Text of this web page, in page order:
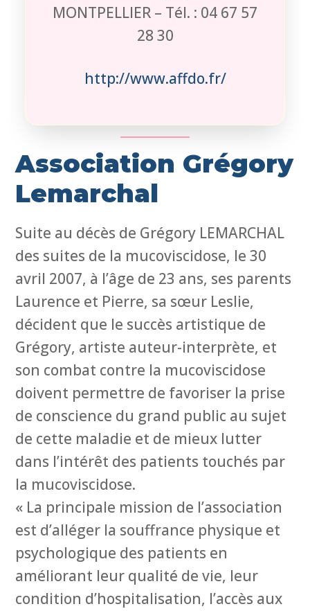
MONTPELLIER – Tél. : 04 67 57
28 30
http://www.affdo.fr/
Association Grégory
Lemarchal
Suite au décès de Grégory LEMARCHAL
des suites de la mucoviscidose, le 30
avril 2007, à l’âge de 23 ans, ses parents
Laurence et Pierre, sa sœur Leslie,
décident que le succès artistique de
Grégory, artiste auteur-interprète, et
son combat contre la mucoviscidose
doivent permettre de favoriser la prise
de conscience du grand public au sujet
de cette maladie et de mieux lutter
dans l’intérêt des patients touchés par
la mucoviscidose.
« La principale mission de l’association
est d’alléger la souffrance physique et
psychologique des patients en
améliorant leur qualité de vie, leur
condition d’hospitalisation, l’accès aux